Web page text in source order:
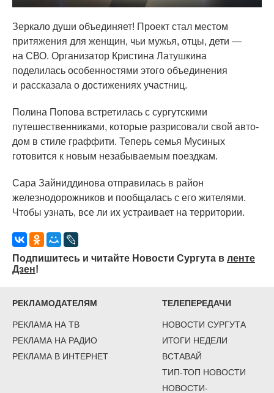
Зеркало души объединяет! Проект стал местом
притяжения для женщин, чьи мужья, отцы, дети —
на СВО. Организатор Кристина Латушкина
поделилась особенностями этого объединения
и рассказала о достижениях участниц.
Полина Попова встретилась с сургутскими
путешественниками, которые разрисовали свой авто-
дом в стиле граффити. Теперь семья Мусиных
готовится к новым незабываемым поездкам.
Сара Зайниддинова отправилась в район
железнодорожников и пообщалась с его жителями.
Чтобы узнать, все ли их устраивает на территории.
Подпишитесь и читайте Новости Сургута в ленте
Дзен!
РЕКЛАМОДАТЕЛЯМ
РЕКЛАМА НА ТВ
РЕКЛАМА НА РАДИО
РЕКЛАМА В ИНТЕРНЕТ
ТЕЛЕПЕРЕДАЧИ
НОВОСТИ СУРГУТА
ИТОГИ НЕДЕЛИ
ВСТАВАЙ
ТИП-ТОП НОВОСТИ
НОВОСТИ-